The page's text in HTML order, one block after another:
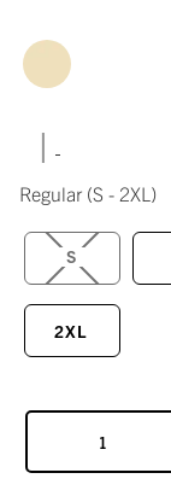
|
Regular (S - 2XL)
S
2XL